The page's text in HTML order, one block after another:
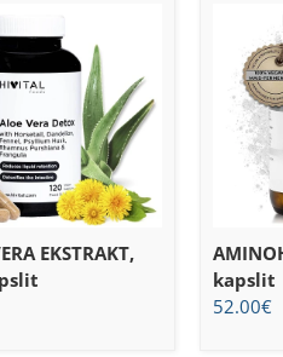
EKSTRAKT,
kapslit
52.00€